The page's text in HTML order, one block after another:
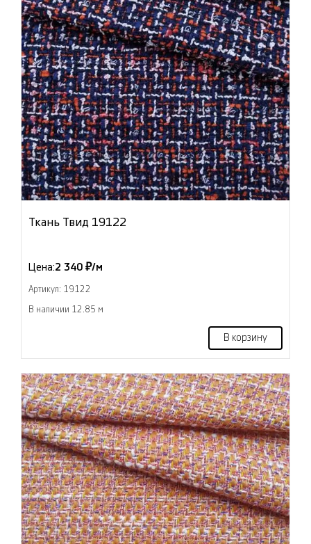
Ткань Твид 19122
Цена:2 340 ₽/м
Артикул: 19122
В наличии 12.85 м
В корзину